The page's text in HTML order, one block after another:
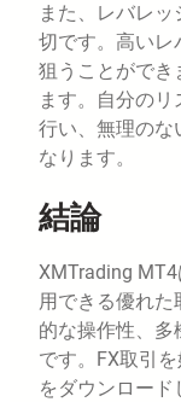
また、レバレ
切です。高いレ
狙うことができ
ます。自分の
行い、無理のな
なります。
結論
XMTrading
用できる優れ
的な操作性、多
です。FX取引
をダウンロード